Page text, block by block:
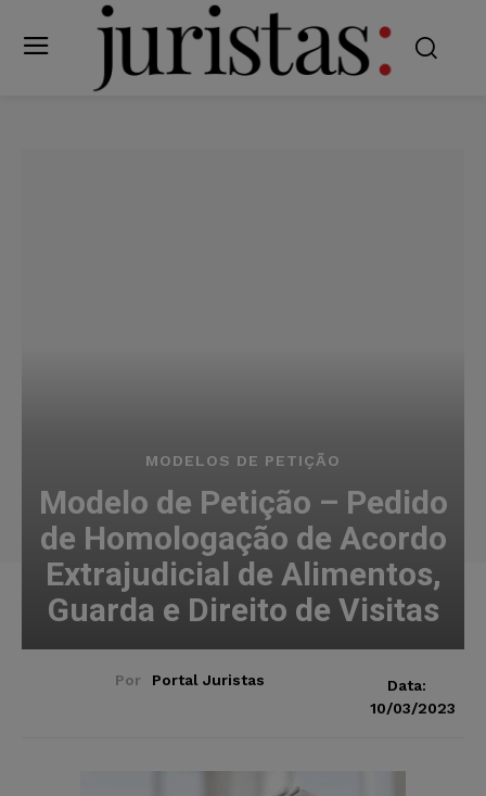
MODELOS DE PETIÇÃO
Modelo de Petição – Pedido
de Homologação de Acordo
Extrajudicial de Alimentos,
Guarda e Direito de Visitas
Por Portal Juristas
Data:
10/03/2023